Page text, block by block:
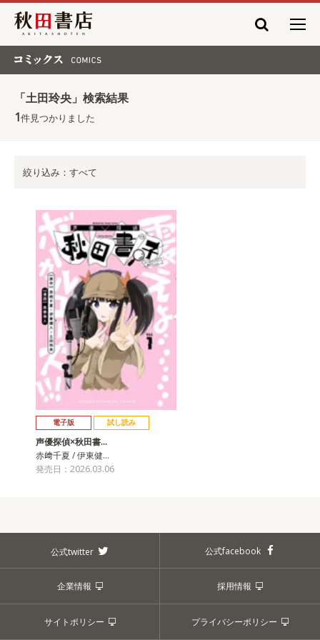
秋田書店
「土田玲央」検索結果
1件見つかりました
絞り込み：すべて
電子版 試し読み
声優探偵×秋田書…
赤﨑千夏 / 伊東健…
発売日：2026.03.06
公式twitter 公式facebook
企業情報 採用情報
サイトポリシー プライバシーポリシー